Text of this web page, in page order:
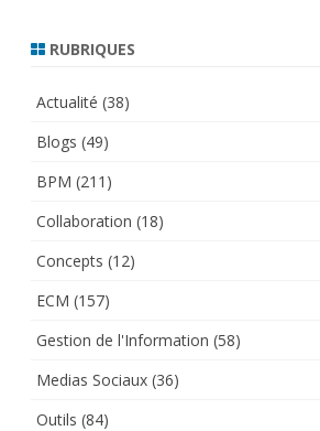
RUBRIQUES
Actualité (38)
Blogs (49)
BPM (211)
Collaboration (18)
Concepts (12)
ECM (157)
Gestion de l'Information (58)
Medias Sociaux (36)
Outils (84)